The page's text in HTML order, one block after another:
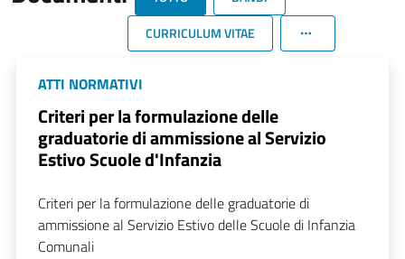
CURRICULUM VITAE
ATTI NORMATIVI
Criteri per la formulazione delle
graduatorie di ammissione al Servizio
Estivo Scuole d'Infanzia
Criteri per la formulazione delle graduatorie di
ammissione al Servizio Estivo delle Scuole di Infanzia
Comunali